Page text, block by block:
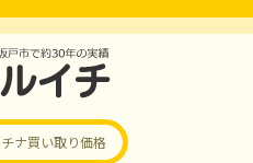
ナ買い取り価格